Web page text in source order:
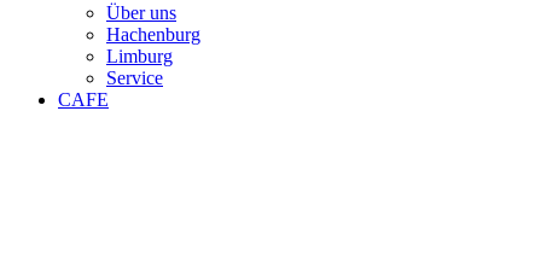
Über uns
Hachenburg
Limburg
Service
CAFE